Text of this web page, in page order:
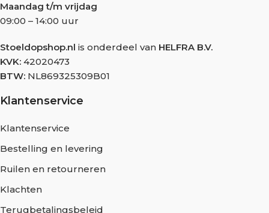
Maandag t/m vrijdag
09:00 – 14:00 uur
Stoeldopshop.nl is onderdeel van HELFRA B.V.
KVK: 42020473
BTW: NL869325309B01
Klantenservice
Klantenservice
Bestelling en levering
Ruilen en retourneren
Klachten
Terugbetalingsbeleid